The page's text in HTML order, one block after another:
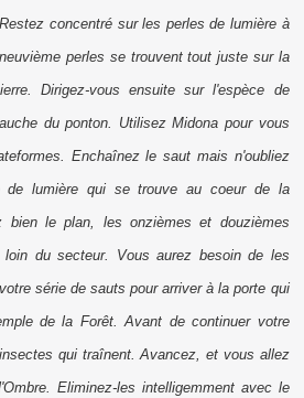
concentré sur les perles de lumière à
perles se trouvent tout juste sur la
Dirigez-vous ensuite sur l'espèce de
du ponton. Utilisez Midona pour vous
Enchaînez le saut mais n'oubliez
de lumière qui se trouve au coeur de la
bien le plan, les onzièmes et douzièmes
du secteur. Vous aurez besoin de les
série de sauts pour arriver à la porte qui
de la Forêt. Avant de continuer votre
qui traînent. Avancez, et vous allez
Eliminez-les intelligemment avec le